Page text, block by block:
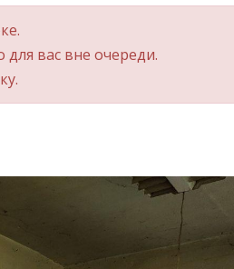
для вас вне очереди.